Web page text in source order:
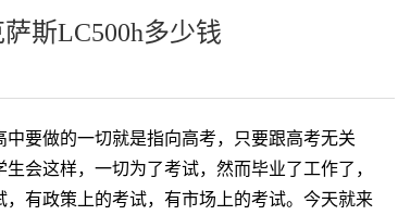
斯LC500h多少钱
要做的一切就是指向高考，只要跟高考无关
会这样，一切为了考试，然而毕业了工作了，
有政策上的考试，有市场上的考试。今天就来